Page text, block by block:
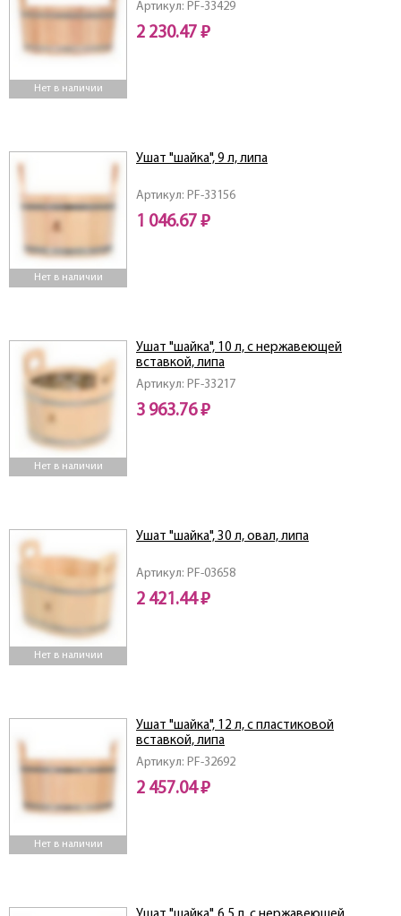
Нет в наличии
Артикул: PF-33429
2 230.47 ₽
Нет в наличии
Артикул: PF-33156
Ушат "шайка", 9 л, липа
1 046.67 ₽
Нет в наличии
Артикул: PF-33217
Ушат "шайка", 10 л, с нержавеющей
вставкой, липа
3 963.76 ₽
Нет в наличии
Артикул: PF-03658
Ушат "шайка", 30 л, овал, липа
2 421.44 ₽
Нет в наличии
Артикул: PF-32692
Ушат "шайка", 12 л, с пластиковой
вставкой, липа
2 457.04 ₽